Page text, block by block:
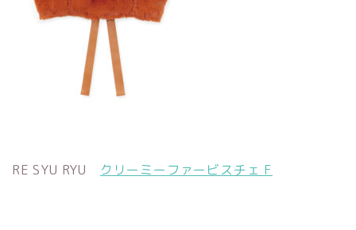
RE SYU RYU クリーミーファービスチェ F